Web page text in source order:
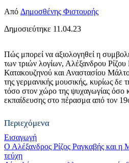
Από Δημοσθένης Φιστουρής
Δημοσιεύτηκε 11.04.23
Πώς μπορεί να αξιολογηθεί η
των τριών λογίων, Αλέξανδρου
Κατακουζηνού και Αναστασίου
της γερμανικής μουσικής, κυρίως δε
τόσο στον χώρο της ψυχαγωγίας όσο
εκπαίδευσης στο πέρασμα από τον
Περιεχόμενα
Εισαγωγή
Ο Αλέξανδρος Ρίζος Ραγκαβής και
τεύχη